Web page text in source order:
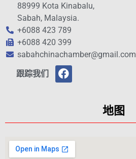
88999 Kota Kinabalu,
Sabah, Malaysia.
+6088 423 789
+6088 420 399
sabahchinachamber@gmail.com
跟踪我们
地图